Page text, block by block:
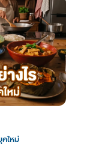
ใหม่